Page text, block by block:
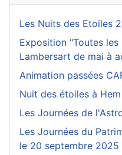
Les Nuits des Etoiles
Exposition "Toutes
Lambersart de mai à
Animation passées
Nuit des étoiles à
Les Journées de
Les Journées du
le 20 septembre 2025